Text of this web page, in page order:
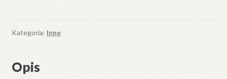
Bitwa
pod
Kategoria: Inne
Opis